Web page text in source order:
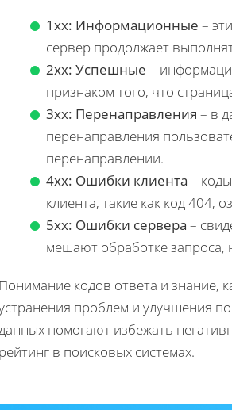
1xx: Информационные –
сервер продолжает
2xx: Успешные –
признаком того, что
3xx: Перенаправления – в
перенаправления
перенаправлении.
4xx: Ошибки клиента –
клиента, такие как код 404,
5xx: Ошибки сервера –
мешают обработке запроса,
Понимание кодов ответа и знание,
проблем и улучшения
помогают избежать
рейтинг в поисковых системах.